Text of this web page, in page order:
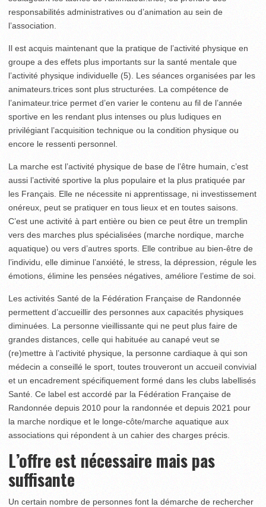
responsabilités administratives ou d’animation au sein de
l’association.
Il est acquis maintenant que la pratique de l’activité physique en
groupe a des effets plus importants sur la santé mentale que
l’activité physique individuelle (5) . Les séances organisées par les
animateurs.trices sont plus structurées. La compétence de
l’animateur.trice permet d’en varier le contenu au fil de l’année
sportive en les rendant plus intenses ou plus ludiques en
privilégiant l’acquisition technique ou la condition physique ou
encore le ressenti personnel.
La marche est l’activité physique de base de l’être humain, c’est
aussi l’activité sportive la plus populaire et la plus pratiquée par
les Français. Elle ne nécessite ni apprentissage, ni investissement
onéreux, peut se pratiquer en tous lieux et en toutes saisons.
C’est une activité à part entière ou bien ce peut être un tremplin
vers des marches plus spécialisées (marche nordique, marche
aquatique) ou vers d’autres sports. Elle contribue au bien-être de
l’individu, elle diminue l’anxiété, le stress, la dépression, régule les
émotions, élimine les pensées négatives, améliore l’estime de soi.
Les activités Santé de la Fédération Française de Randonnée
permettent d’accueillir des personnes aux capacités physiques
diminuées. La personne vieillissante qui ne peut plus faire de
grandes distances, celle qui habituée au canapé veut se
(re)mettre à l’activité physique, la personne cardiaque à qui son
médecin a conseillé le sport, toutes trouveront un accueil convivial
et un encadrement spécifiquement formé dans les clubs labellisés
Santé. Ce label est accordé par la Fédération Française de
Randonnée depuis 2010 pour la randonnée et depuis 2021 pour
la marche nordique et le longe-côte/marche aquatique aux
associations qui répondent à un cahier des charges précis.
L’offre est nécessaire mais pas
suffisante
Un certain nombre de personnes font la démarche de rechercher